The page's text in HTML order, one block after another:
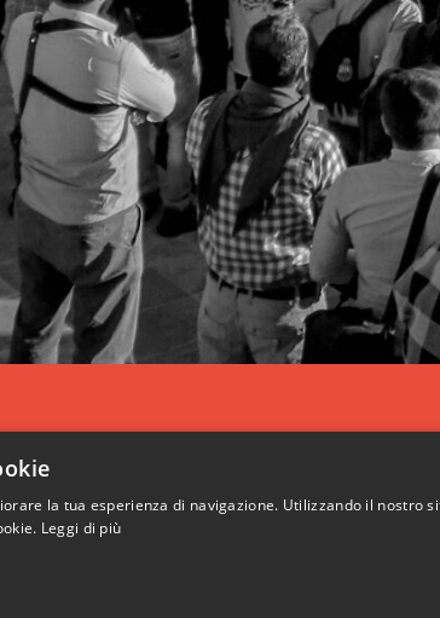
la tua esperienza di navigazione. Utilizzando il nostro
Leggi di più